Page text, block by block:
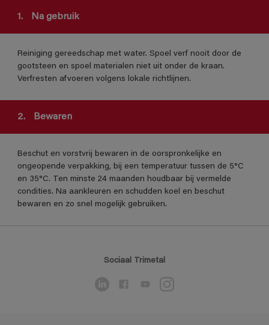
1. Na gebruik
Reiniging gereedschap met water. Spoel verf nooit door de
gootsteen en spoel materialen niet uit onder de kraan.
Verfresten afvoeren volgens lokale richtlijnen.
2. Bewaren
Beschut en vorstvrij bewaren in de oorspronkelijke en
ongeopende verpakking, bij een temperatuur tussen de 5°C
en 35°C. Ten minste 24 maanden houdbaar bij vermelde
condities. Na aankleuren en schudden koel en beschut
bewaren en zo snel mogelijk gebruiken.
Sociaal Trimetal